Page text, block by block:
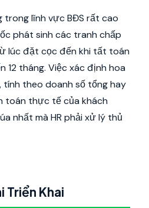
trong lĩnh vực BĐS rất cao
phát sinh các tranh chấp
lúc đặt cọc đến khi tất toán
12 tháng. Việc xác định hoa
tính theo doanh số tổng hay
toán thực tế của khách
nhất mà HR phải xử lý thủ
Triển Khai